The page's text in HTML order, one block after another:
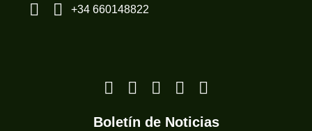
+34 660148822
Boletín de Noticias